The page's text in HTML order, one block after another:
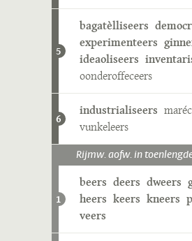
5
bagatèlliseers
experimenteers
ideaoliseers
oonderoffeceers
6
industrialiseers
vunkeleers
Rijmw. aofw. in
1
beers deers dweers
heers keers kneers
veers